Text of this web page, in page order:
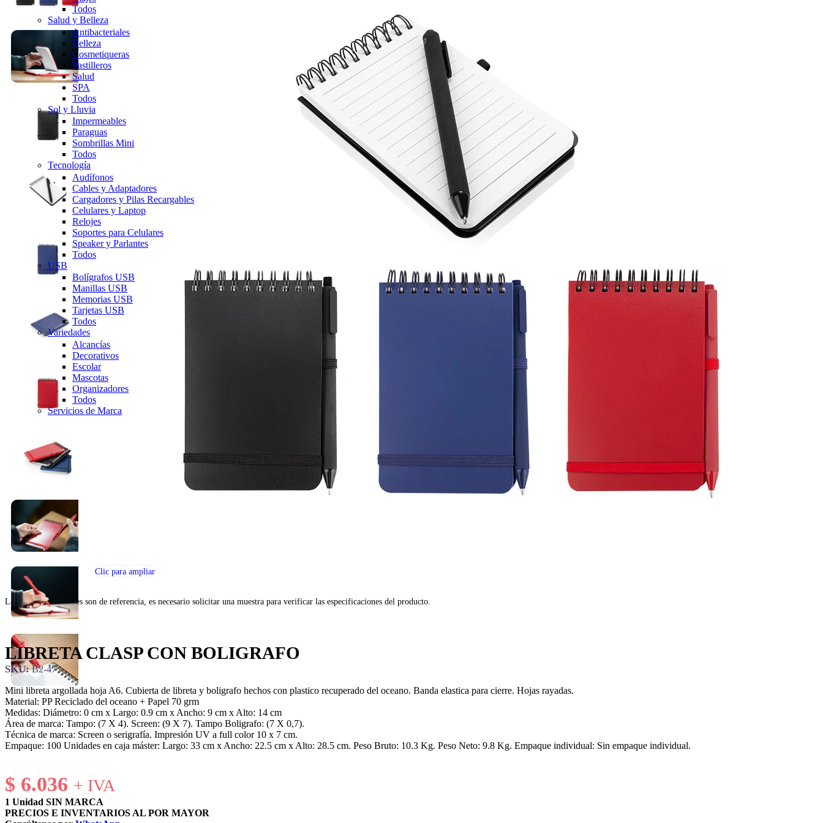
Todos
Salud y Belleza
Antibacteriales
Belleza
Cosmetiqueras
Pastilleros
Salud
SPA
Todos
Sol y Lluvia
Impermeables
Paraguas
Sombrillas Mini
Todos
Tecnología
Audífonos
Cables y Adaptadores
Cargadores y Pilas Recargables
Celulares y Laptop
Relojes
Soportes para Celulares
Speaker y Parlantes
Todos
USB
Bolígrafos USB
Manillas USB
Memorias USB
Tarjetas USB
Todos
Variedades
Alcancías
Decorativos
Escolar
Mascotas
Organizadores
Todos
Servicios de Marca
Clic para ampliar
Las fotos y los colores son de referencia, es necesario solicitar una muestra para verificar las especificaciones del producto.
LIBRETA CLASP CON BOLIGRAFO
SKU:B2-47
Mini libreta argollada hoja A6. Cubierta de libreta y boligrafo hechos con plastico recuperado del oceano. Banda elastica para cierre. Hojas rayadas.
Material: PP Reciclado del oceano + Papel 70 grm
Medidas: Diámetro: 0 cm x Largo: 0.9 cm x Ancho: 9 cm x Alto: 14 cm
Área de marca: Tampo: (7 X 4). Screen: (9 X 7). Tampo Boligrafo: (7 X 0,7).
Técnica de marca: Screen o serigrafía. Impresión UV a full color 10 x 7 cm.
Empaque: 100 Unidades en caja máster: Largo: 33 cm x Ancho: 22.5 cm x Alto: 28.5 cm. Peso Bruto: 10.3 Kg. Peso Neto: 9.8 Kg. Empaque individual: Sin empaque individual.
$ 6.036 + IVA
1 Unidad SIN MARCA
PRECIOS E INVENTARIOS AL POR MAYOR